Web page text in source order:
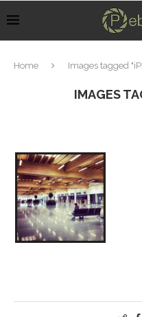
Home Images tagged
IMAGES